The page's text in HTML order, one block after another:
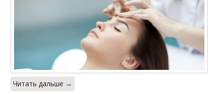
Читать дальше →